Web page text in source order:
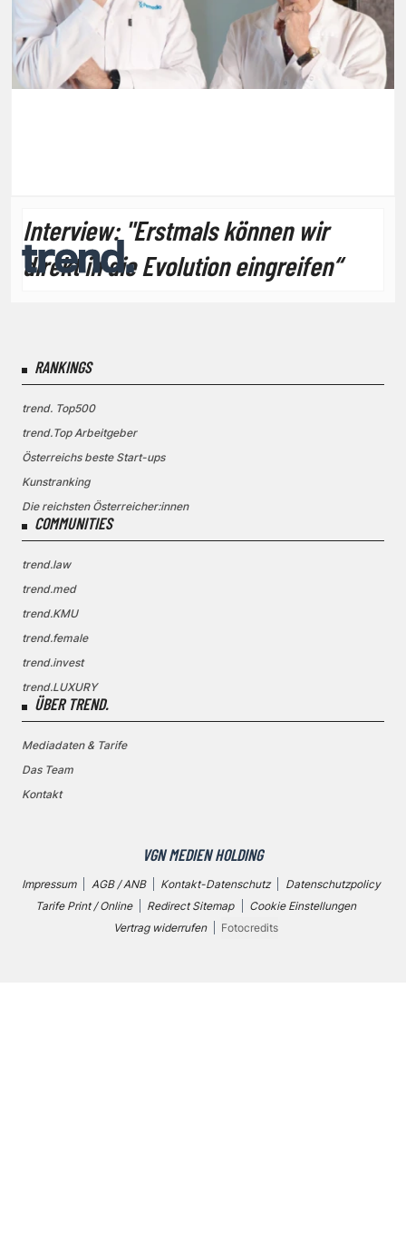
Interview: "Erstmals können wir
direkt in die Evolution eingreifen“
RANKINGS
trend. Top500
trend.Top Arbeitgeber
Österreichs beste Start-ups
Kunstranking
Die reichsten Österreicher:innen
COMMUNITIES
trend.law
trend.med
trend.KMU
trend.female
trend.invest
trend.LUXURY
ÜBER TREND.
Mediadaten & Tarife
Das Team
Kontakt
VGN MEDIEN HOLDING
Impressum AGB / ANB Kontakt-Datenschutz
Datenschutzpolicy
Tarife Print / Online
Redirect Sitemap
Cookie Einstellungen
Vertrag widerrufen
Fotocredits